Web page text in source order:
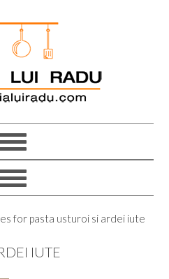
for pasta usturoi si ardei iute
IUTE